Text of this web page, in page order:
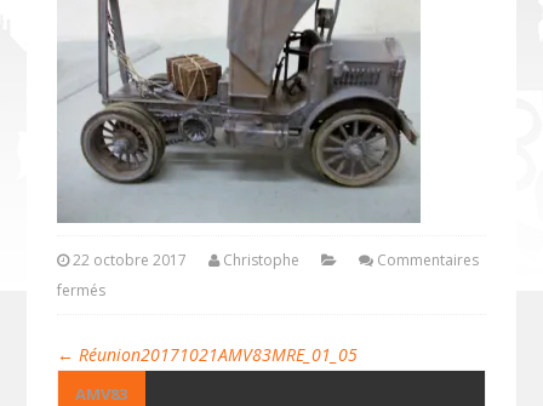
22 octobre 2017 Christophe
Commentaires
fermés
← Réunion20171021AMV83MRE_01_05
AMV83